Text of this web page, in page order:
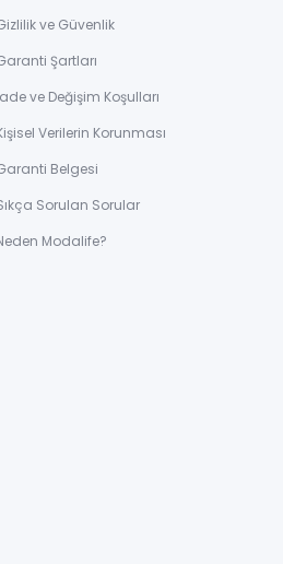
ve Güvenlik
Şartları
ve Değişim Koşulları
Verilerin Korunması
Belgesi
Sorulan Sorular
Modalife?